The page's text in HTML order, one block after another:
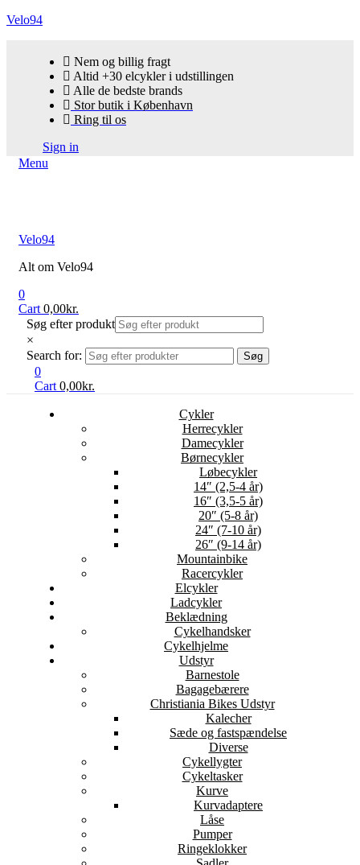
Velo94
Nem og billig fragt
Altid +30 elcykler i udstillingen
Alle de bedste brands
Stor butik i København
Ring til os
Sign in
Menu
Velo94
Alt om Velo94
0
Cart 0,00kr.
Søg efter produkt
×
Search for:
Søg
0
Cart 0,00kr.
Cykler
Herrecykler
Damecykler
Børnecykler
Løbecykler
14″ (2,5-4 år)
16″ (3,5-5 år)
20″ (5-8 år)
24″ (7-10 år)
26″ (9-14 år)
Mountainbike
Racercykler
Elcykler
Ladcykler
Beklædning
Cykelhandsker
Cykelhjelme
Udstyr
Barnestole
Bagagebærere
Christiania Bikes Udstyr
Kalecher
Sæde og fastspændelse
Diverse
Cykellygter
Cykeltasker
Kurve
Kurvadaptere
Låse
Pumper
Ringeklokker